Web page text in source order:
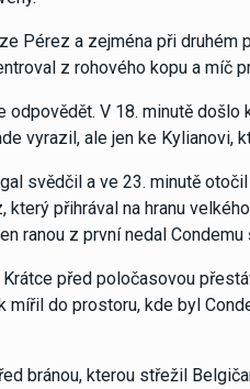
Pérez a zejména při druhém
z rohového kopu a míč
odpovědět. V 18. minutě
vyrazil, ale jen ke Kylianovi,
svědčil a ve 23. minutě
přihrával na hranu
ranou z první nedal Condemu
před poločasovou
mířil do prostoru, kde byl
bránou, kterou střežil